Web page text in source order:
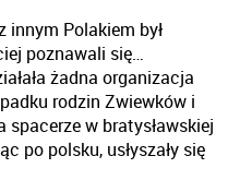
Polakiem był
poznawali się…
żadna organizacja
rodzin Zwiewków i
spacerze w bratysławskiej
po polsku, usłyszały się